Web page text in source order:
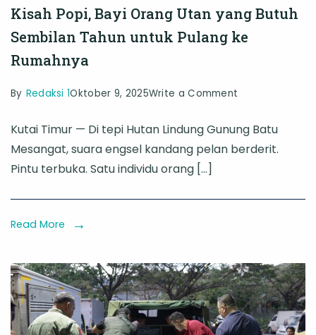
Kisah Popi, Bayi Orang Utan yang Butuh
Sembilan Tahun untuk Pulang ke
Rumahnya
By Redaksi 1Oktober 9, 2025Write a Comment
Popi,
Bayi
Utan
Sembilan
Tahun
untuk
Pulang
Kutai Timur — Di tepi Hutan Lindung Gunung Batu
Mesangat, suara engsel kandang pelan berderit.
Pintu terbuka. Satu individu orang […]
Read More